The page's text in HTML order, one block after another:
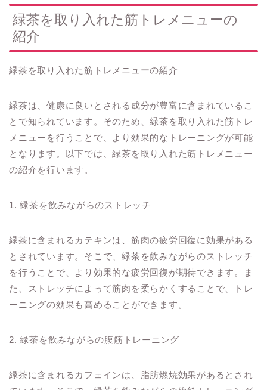
緑茶を取り入れた筋トレメニューの
紹介
緑茶を取り入れた筋トレメニューの紹介
緑茶は、健康に良いとされる成分が豊富に含まれているこ
とで知られています。そのため、緑茶を取り入れた筋トレ
メニューを行うことで、より効果的なトレーニングが可能
となります。以下では、緑茶を取り入れた筋トレメニュー
の紹介を行います。
1. 緑茶を飲みながらのストレッチ
緑茶に含まれるカテキンは、筋肉の疲労回復に効果がある
とされています。そこで、緑茶を飲みながらのストレッチ
を行うことで、より効果的な疲労回復が期待できます。ま
た、ストレッチによって筋肉を柔らかくすることで、トレ
ーニングの効果も高めることができます。
2. 緑茶を飲みながらの腹筋トレーニング
緑茶に含まれるカフェインは、脂肪燃焼効果があるとされ